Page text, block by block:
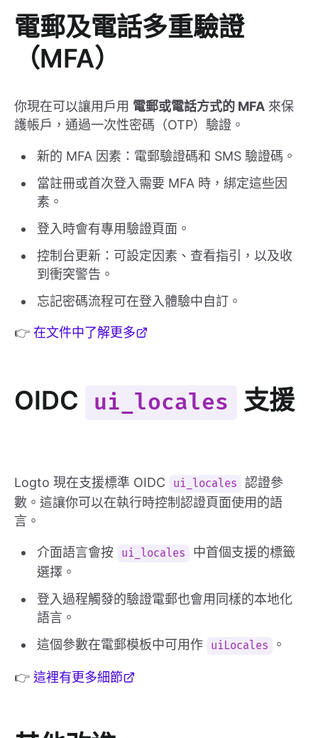
電郵及電話多重驗證
（MFA）
你現在可以讓用戶用 電郵或電話方式的 MFA 來保
護帳戶，通過一次性密碼（OTP）驗證。
新的 MFA 因素：電郵驗證碼和 SMS 驗證碼。
當註冊或首次登入需要 MFA 時，綁定這些因
素。
登入時會有專用驗證頁面。
控制台更新：可設定因素、查看指引，以及收
到衝突警告。
忘記密碼流程可在登入體驗中自訂。
👉 在文件中了解更多
OIDC ui_locales 支援
Logto 現在支援標準 OIDC ui_locales
認證參
數。這讓你可以在執行時控制認證頁面使用的語
言。
介面語言會按 ui_locales
中首個支援的標籤
選擇。
登入過程觸發的驗證電郵也會用同樣的本地化
語言。
這個參數在電郵模板中可用作
uiLocales 。
👉 這裡有更多細節